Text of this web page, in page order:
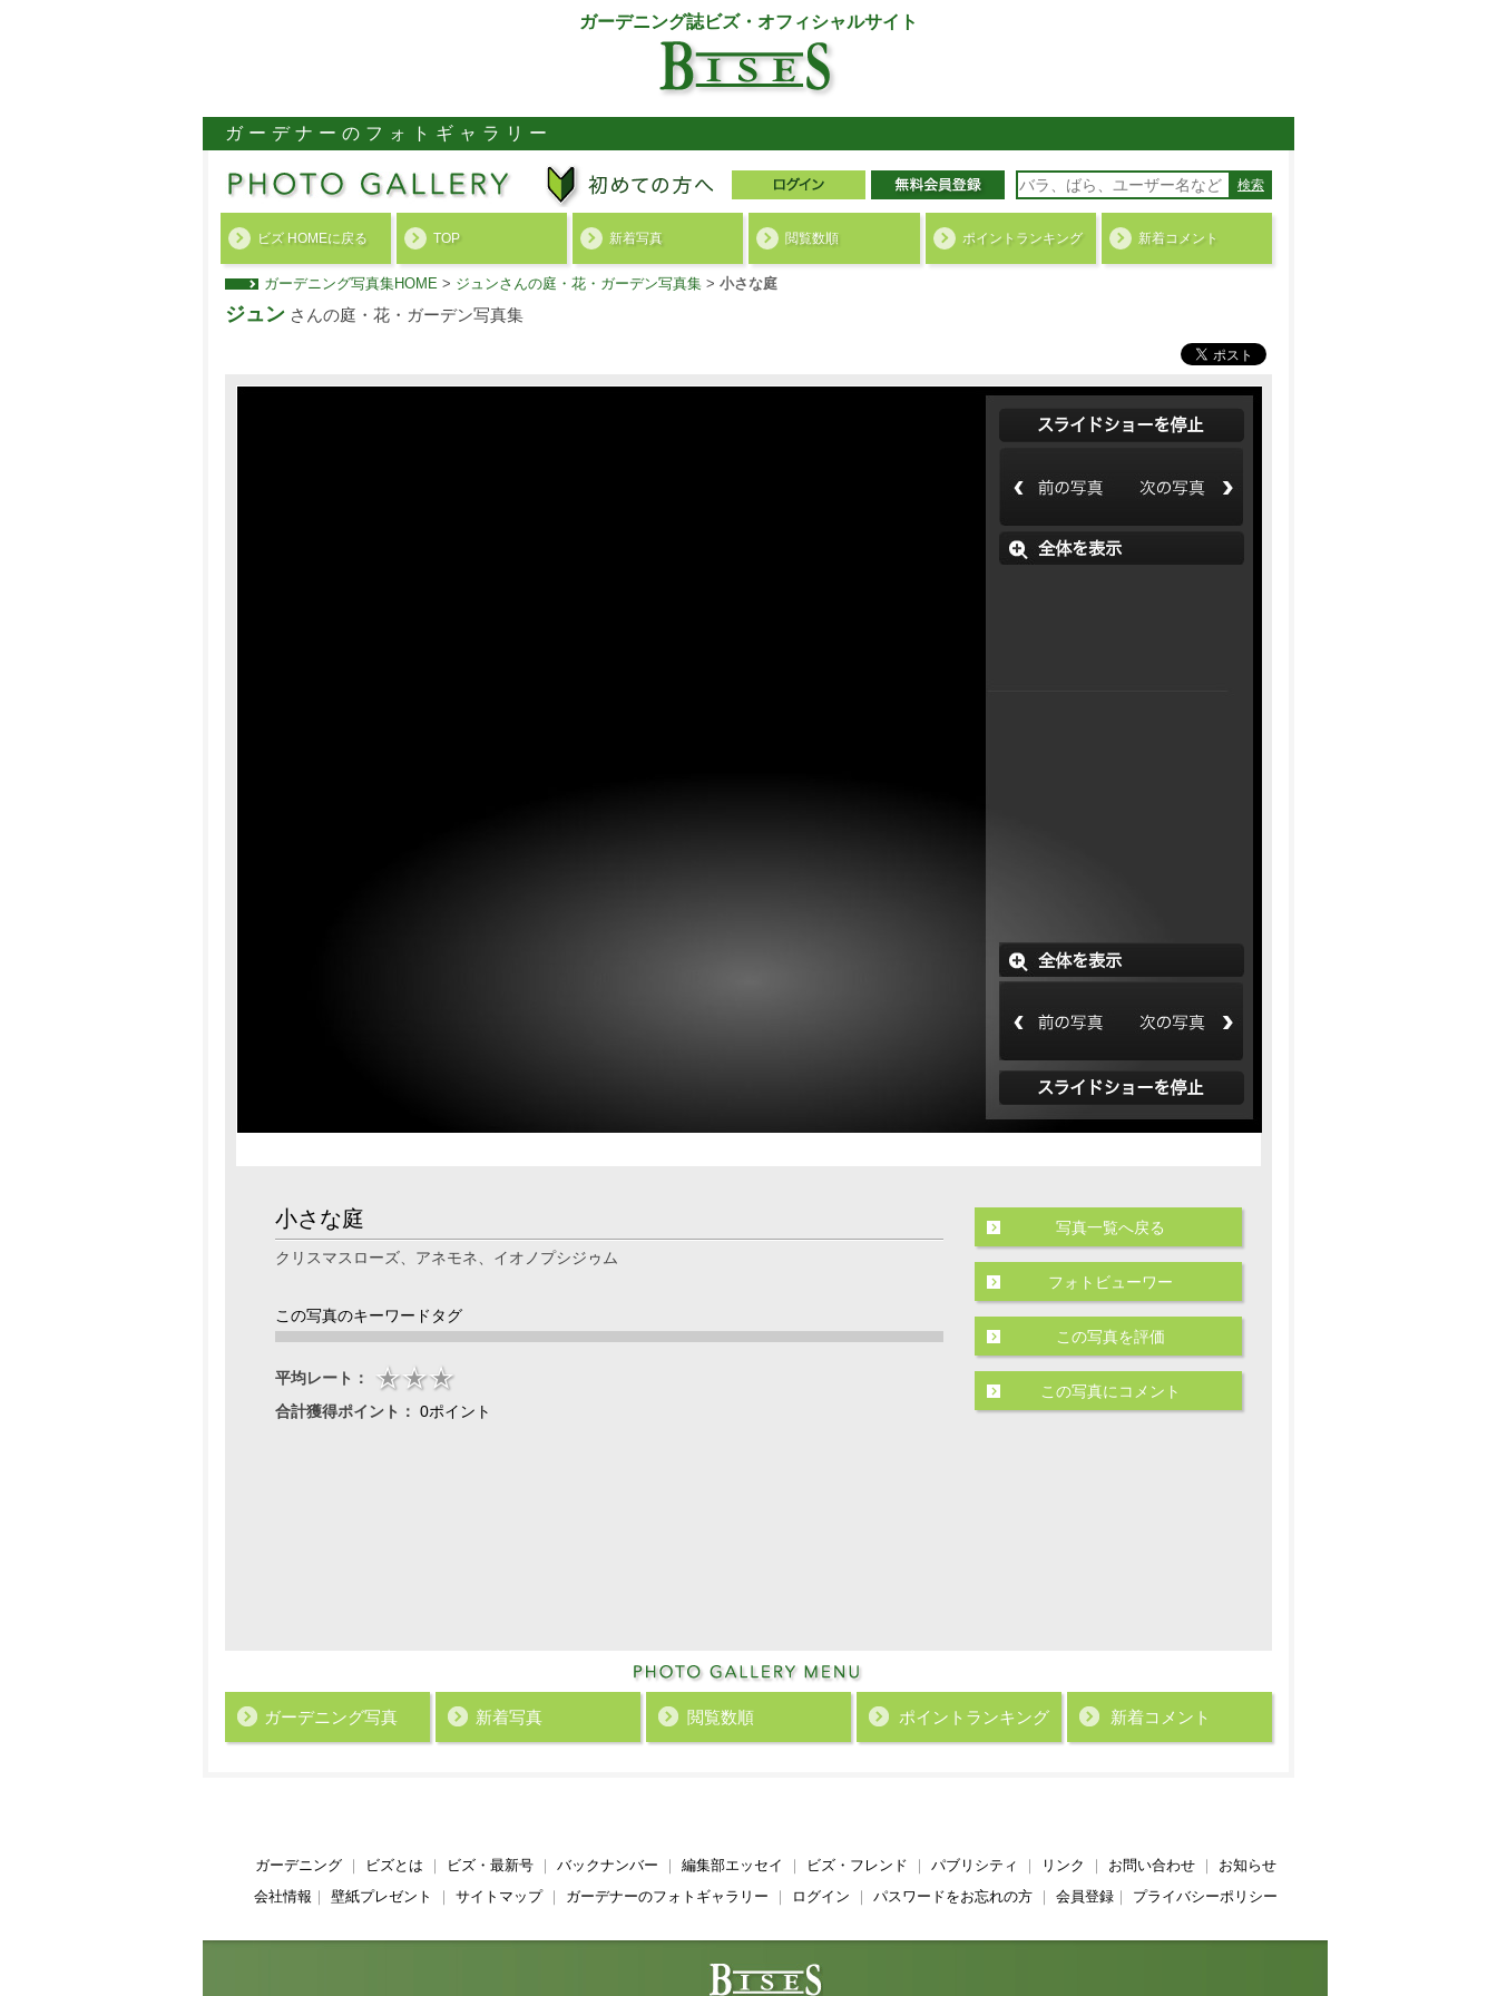
ガーデニング誌ビズ・オフィシャルサイト
ガーデナーのフォトギャラリー
検索
ビズ HOMEに戻る TOP 新着写真 閲覧数順 ポイント ランキング 新着コメント
ガーデニング写真集HOME > ジュンさんの庭・花・ガーデン写真集 > 小さな庭
ジュン さんの庭・花・ガーデン写真集
小さな庭
クリスマスローズ、アネモネ、イオノプシジゥム
この写真のキーワードタグ
平均レート：
合計獲得ポイント： 0ポイント
写真一覧へ戻る
フォトビューワー
この写真を評価
この写真にコメント
ガーデニング写真 新着写真 閲覧数順 ポイント ランキング 新着コメント
ガーデニング｜ ビズとは ビズ・最新号｜ バックナンバー 編集部エッセイ ビズ・フレンド パブリシティ リンク お問い合わせ｜ お知らせ
会社情報
壁紙プレゼント サイトマップ｜ ガーデナーのフォトギャラリー ログイン パスワードをお忘れの方｜ 会員登録｜ プライバシーポリシー